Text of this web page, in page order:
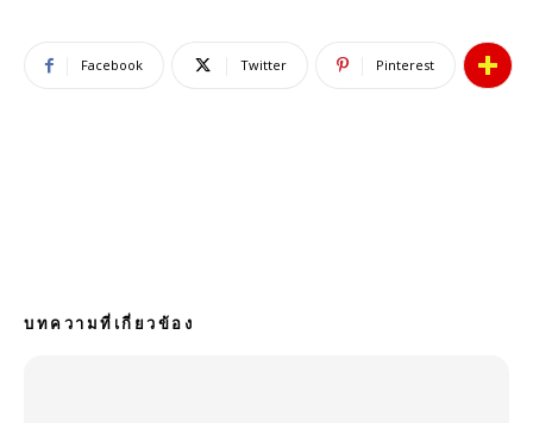
Facebook Twitter Pinterest
บทความที่เกี่ยวข้อง